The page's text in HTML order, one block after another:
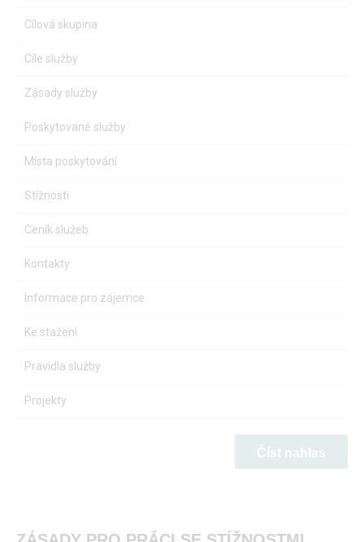
Cílová skupina
Cíle služby
Zásady služby
Poskytované služby
Místa poskytování
Stížnosti
Ceník služeb
Kontakty
Informace pro zájemce
Ke stažení
Pravidla služby
Projekty
Číst nahlas